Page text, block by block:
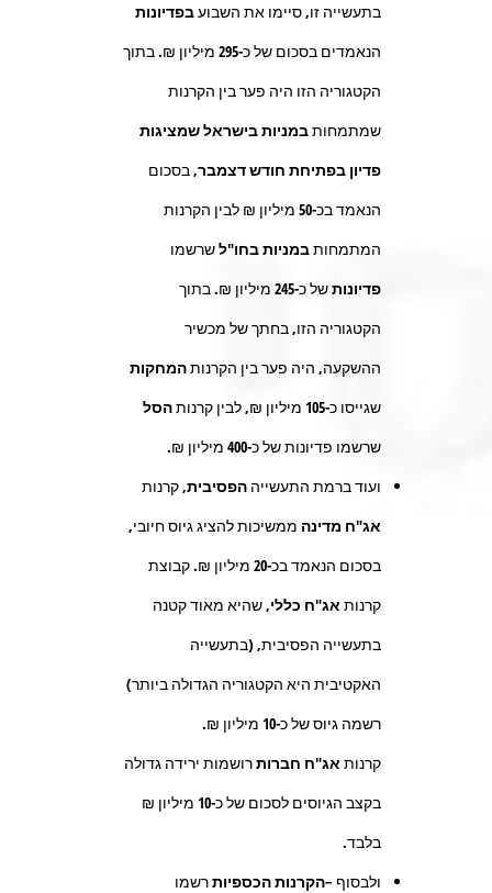
בתעשייה זו, סיימו את השבועבפדיונות
הנאמדים בסכום של כ-295 מיליון ₪. בתוך
הקטגוריה הזו היה פער בין הקרנות
שמתמחותבמניותבישראל שמציגות
פדיון בפתיחת חודש דצמבר, בסכום
הנאמד בכ-50 מיליון ₪ לבין הקרנות
המתמחותבמניות בחו"לשרשמו
פדיונותשל כ-245 מיליון ₪. בתוך
הקטגוריה הזו, בחתך של מכשיר
ההשקעה, היה פער בין הקרנותהמחקות
שגייסו כ-105 מיליון ₪, לבין קרנותהסל
שרשמו פדיונות של כ-400 מיליון ₪.
ועוד ברמת התעשייה הפסיבית, קרנות
אג"ח מדינה ממשיכות להציג גיוס חיובי,
בסכום הנאמד בכ-20 מיליון ₪. קבוצת
קרנות אג"ח כללי, שהיא מאוד קטנה
בתעשייה הפסיבית, (בתעשייה
האקטיבית היא הקטגוריה הגדולה ביותר)
רשמה גיוס של כ-10 מיליון ₪.
קרנות אג"ח חברותרושמות ירידה גדולה
בקצב הגיוסים לסכום של כ-10 מיליון ₪
בלבד.
ולבסוף –הקרנות הכספיותרשמו